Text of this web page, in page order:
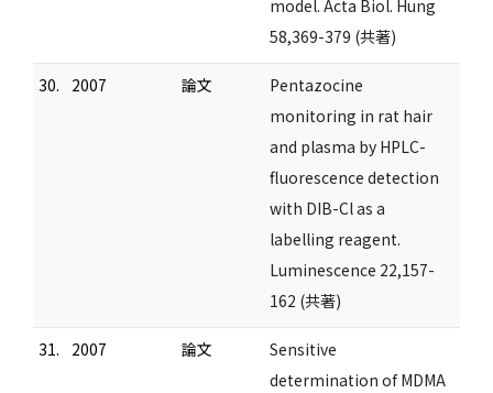
model. Acta Biol. Hung
58,369-379 (共著)
30. 2007 論文
Pentazocine
monitoring in rat hair
and plasma by HPLC-
fluorescence detection
with DIB-Cl as a
labelling reagent.
Luminescence 22,157-
162 (共著)
31. 2007 論文
Sensitive
determination of MDMA